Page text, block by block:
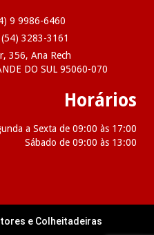
9 9986-6460
3283-3161
356, Ana Rech
DO SUL 95060-070
Horários
a Sexta de 09:00 às 17:00
Sábado de 09:00 às 13:00
Agricolas
e Colheitadeiras